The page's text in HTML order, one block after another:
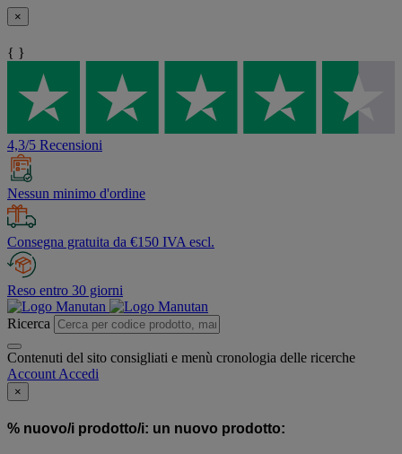
×
{ }
4,3/5 Recensioni
Nessun minimo d'ordine
Consegna gratuita da €150 IVA escl.
Reso entro 30 giorni
Ricerca
Contenuti del sito consigliati e menù cronologia delle ricerche
Account Accedi
×
% nuovo/i prodotto/i: un nuovo prodotto: